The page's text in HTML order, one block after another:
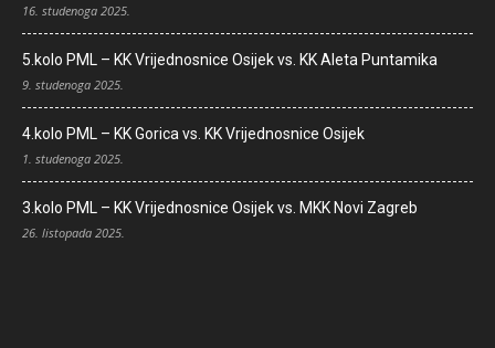
16. studenoga 2025.
5.kolo PML – KK Vrijednosnice Osijek vs. KK Aleta Puntamika
9. studenoga 2025.
4.kolo PML – KK Gorica vs. KK Vrijednosnice Osijek
1. studenoga 2025.
3.kolo PML – KK Vrijednosnice Osijek vs. MKK Novi Zagreb
26. listopada 2025.